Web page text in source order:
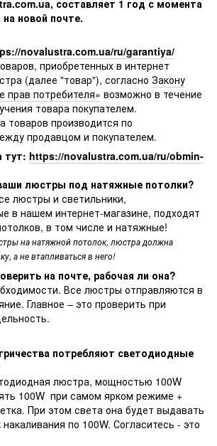
составляет 1 год с момента
новой почте.
novalustra.com.ua/ru/garantiya/
приобретенных в интернет
(далее "товар"), согласно Закону
прав потребителя» возможно в течение
товара покупателем.
товаров производится по
продавцом и покупателем.
тут: https://novalustra.com.ua/ru/obmin-
люстры под натяжные потолки?
люстры и светильники,
в нашем интернет-магазине, подходят
в том числе и натяжные!
на натяжной потолок, люстра должна
а не втапливаться в него!
на почте, рабочая ли она?
Все люстры отправляются в
Главное – это проверить при
потребляют светодиодные
люстра, мощностью 100W
100W при самом ярком режиме +
При этом света она будет выдавать
по 100W. Согласитесь - это